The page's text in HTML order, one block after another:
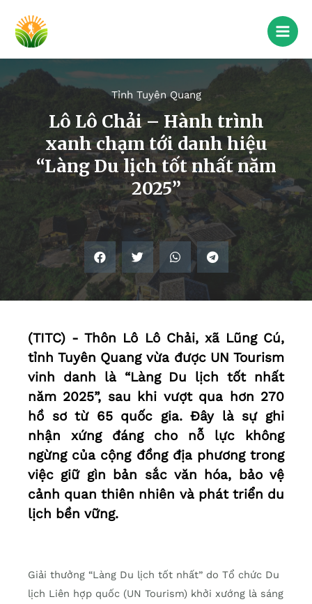
Tỉnh Tuyên Quang
Lô Lô Chải – Hành trình
xanh chạm tới danh hiệu
“Làng Du lịch tốt nhất năm
2025”
(TITC) - Thôn Lô Lô Chải, xã Lũng Cú,
tỉnh Tuyên Quang vừa được UN Tourism
vinh danh là “Làng Du lịch tốt nhất
năm 2025”, sau khi vượt qua hơn 270
hồ sơ từ 65 quốc gia. Đây là sự ghi
nhận xứng đáng cho nỗ lực không
ngừng của cộng đồng địa phương trong
việc giữ gìn bản sắc văn hóa, bảo vệ
cảnh quan thiên nhiên và phát triển du
lịch bền vững.
Giải thưởng “Làng Du lịch tốt nhất” do Tổ chức Du
lịch Liên hợp quốc (UN Tourism) khởi xướng là sáng